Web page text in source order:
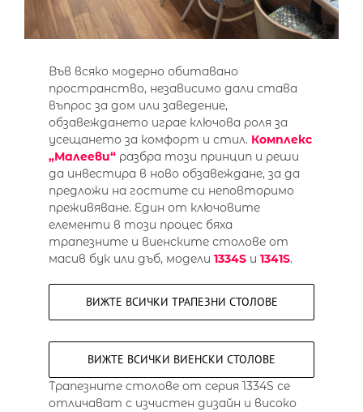
Във всяко модерно обитавано
пространство, независимо дали става
въпрос за дом или заведение,
обзавеждането играе ключова роля за
усещането за комфорт и стил. Комплекс
„Малееви“ разбра този принцип и реши
да инвестира в ново обзавеждане, за да
предложи на гостите си неповторимо
преживяване. Един от ключовите
елементи в този процес бяха
трапезните и виенските столове от
масив бук или дъб, модели 1334S и 1341S.
ВИЖТЕ ВСИЧКИ ТРАПЕЗНИ СТОЛОВЕ
ВИЖТЕ ВСИЧКИ ВИЕНСКИ СТОЛОВЕ
Трапезните столове от серия 1334S се
отличават с изчистен дизайн и високо